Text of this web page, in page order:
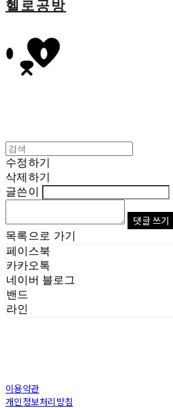
헬로공방
수정하기
삭제하기
글쓴이
댓글 쓰기
목록으로 가기
페이스북
카카오톡
네이버 블로그
밴드
라인
이용약관
개인정보처리방침